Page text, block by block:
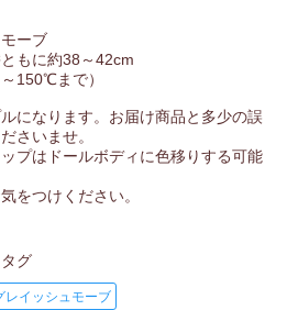
ーブ
に約38～42cm
まで）
になります。お届け商品と多少の誤
さいませ。
プはドールボディに色移りする可能
をつけください。
グ
レイッシュモーブ